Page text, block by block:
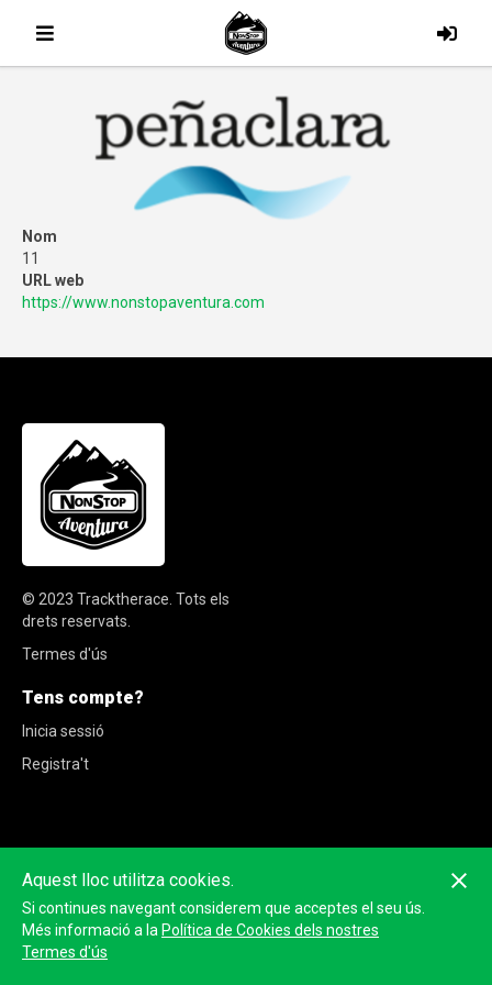
Nom
11
URL web
https://www.nonstopaventura.com
© 2023 Tracktherace Tots els
drets reservats.
Termes d'ús
Tens compte?
Inicia sessió
Registra't
Aquest lloc utilitza cookies.
Si continues navegant considerem que acceptes el seu ús.
Més informació a la Política de Cookies dels nostres
Termes d'ús